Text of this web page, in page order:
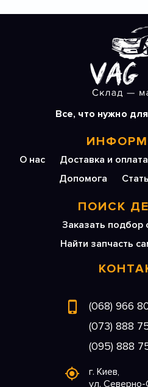
Все, что нужно
О нас Доставка и оплата
Допомога
ПОИСК
Заказать подбор
Найти запчасть
(068) 966
(073) 888
(095) 888
г. Киев,
ул.